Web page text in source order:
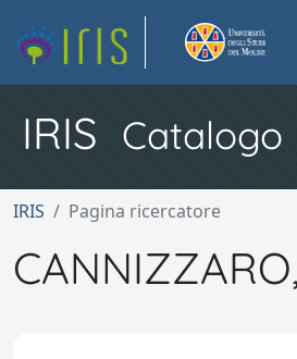
IRIS Catalogo
IRIS Pagina ricercatore